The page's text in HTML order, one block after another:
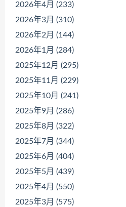
2026年4月 (233)
2026年3月 (310)
2026年2月 (144)
2026年1月 (284)
2025年12月 (295)
2025年11月 (229)
2025年10月 (241)
2025年9月 (286)
2025年8月 (322)
2025年7月 (344)
2025年6月 (404)
2025年5月 (439)
2025年4月 (550)
2025年3月 (575)